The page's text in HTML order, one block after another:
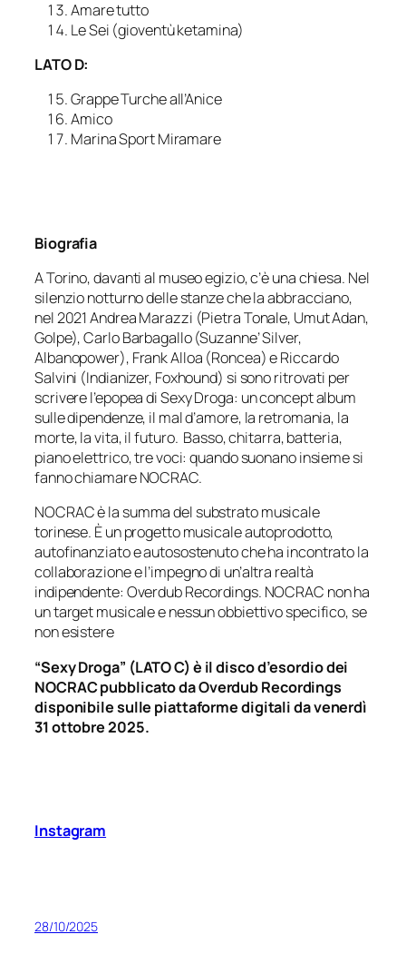
Amare tutto
Le Sei (gioventù ketamina)
LATO D:
Grappe Turche all’Anice
Amico
Marina Sport Miramare
Biografia
A Torino, davanti al museo egizio, c’è una chiesa. Nel
silenzio notturno delle stanze che la abbracciano,
nel 2021 Andrea Marazzi (Pietra Tonale, Umut Adan,
Golpe), Carlo Barbagallo (Suzanne’ Silver,
Albanopower), Frank Alloa (Roncea) e Riccardo
Salvini (Indianizer, Foxhound) si sono ritrovati per
scrivere l’epopea di Sexy Droga: un concept album
sulle dipendenze, il mal d’amore, la retromania, la
morte, la vita, il futuro. Basso, chitarra, batteria,
piano elettrico, tre voci: quando suonano insieme si
fanno chiamare NOCRAC.
NOCRAC è la summa del substrato musicale
torinese. È un progetto musicale autoprodotto,
autofinanziato e autosostenuto che ha incontrato la
collaborazione e l’impegno di un’altra realtà
indipendente: Overdub Recordings. NOCRAC non ha
un target musicale e nessun obbiettivo specifico, se
non esistere
“Sexy Droga” (LATO C) è il disco d’esordio dei
NOCRAC pubblicato da Overdub Recordings
disponibile sulle piattaforme digitali da venerdì
31 ottobre 2025.
Instagram
28/10/2025